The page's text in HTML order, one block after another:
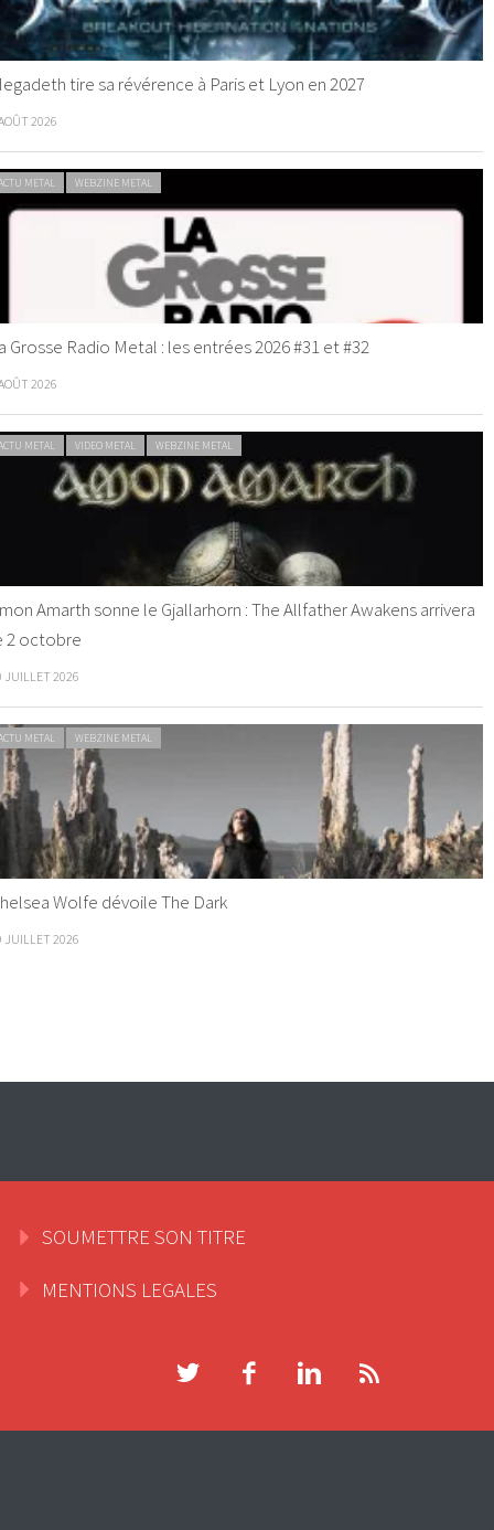
tire sa révérence à Paris et Lyon en 2027
2026
METAL WEBZINE METAL
Grosse Radio Metal : les entrées 2026 #31 et #32
2026
METAL VIDEO METAL WEBZINE METAL
Amarth sonne le Gjallarhorn : The Allfather Awakens arrivera
2 octobre
JUILLET 2026
METAL WEBZINE METAL
Wolfe dévoile The Dark
JUILLET 2026
SOUMETTRE SON TITRE
MENTIONS LEGALES